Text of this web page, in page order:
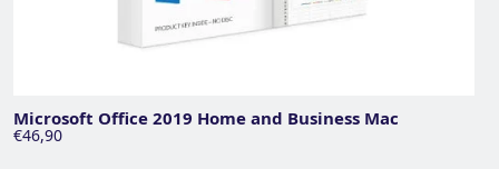
Microsoft Office 2019 Home and Business Mac
€46,90